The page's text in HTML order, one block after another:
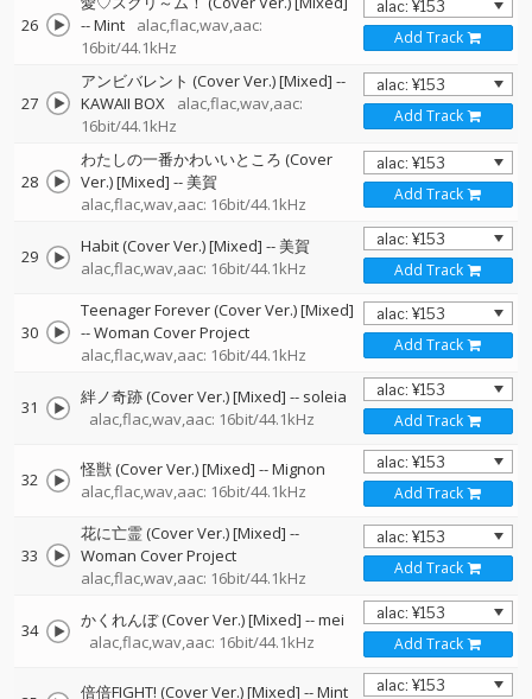
26
--Mint
alac,flac,wav,aac:
16bit/44.1kHz
Add Track
27
アンビバレント (Cover Ver.) [Mixed] --
KAWAII BOX
alac,flac,wav,aac:
16bit/44.1kHz
Add Track
28
わたしの一番かわいいところ (Cover
Ver.) [Mixed] --美賀
alac,flac,wav,aac: 16bit/44.1kHz
Add Track
29 Habit (Cover Ver.) [Mixed] --美賀
alac,flac,wav,aac: 16bit/44.1kHz
Add Track
30
Teenager Forever (Cover Ver.) [Mixed]
--Woman Cover Project
alac,flac,wav,aac: 16bit/44.1kHz
Add Track
31 絆ノ奇跡 (Cover Ver.) [Mixed] -- soleia
alac,flac,wav,aac: 16bit/44.1kHz
Add Track
32 怪獣 (Cover Ver.) [Mixed] --Mignon
alac,flac,wav,aac: 16bit/44.1kHz
Add Track
33
花に亡霊 (Cover Ver.) [Mixed] --
Woman Cover Project
alac,flac,wav,aac: 16bit/44.1kHz
Add Track
34 かくれんぼ (Cover Ver.) [Mixed] --mei
alac,flac,wav,aac: 16bit/44.1kHz
Add Track
倍倍FIGHT! (Cover Ver.) [Mixed] --Mint